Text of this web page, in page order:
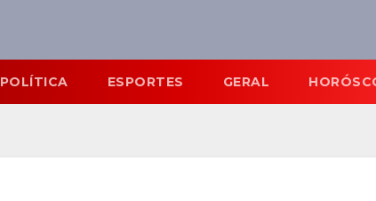
POLÍTICA ESPORTES GERAL